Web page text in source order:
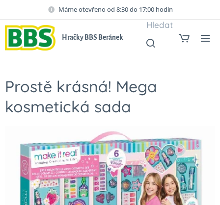
Máme otevřeno od 8:30 do 17:00 hodin
Hračky BBS Beránek
Hledat
Prostě krásná! Mega
kosmetická sada